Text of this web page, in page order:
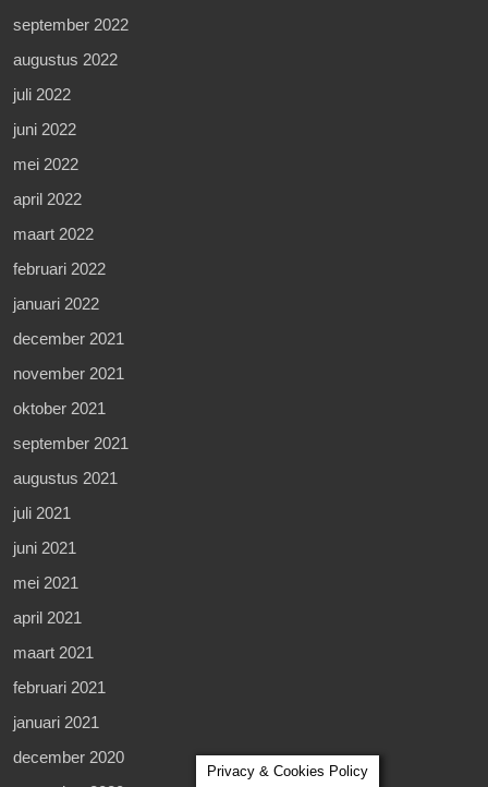
september 2022
augustus 2022
juli 2022
juni 2022
mei 2022
april 2022
maart 2022
februari 2022
januari 2022
december 2021
november 2021
oktober 2021
september 2021
augustus 2021
juli 2021
juni 2021
mei 2021
april 2021
maart 2021
februari 2021
januari 2021
december 2020
Privacy & Cookies Policy